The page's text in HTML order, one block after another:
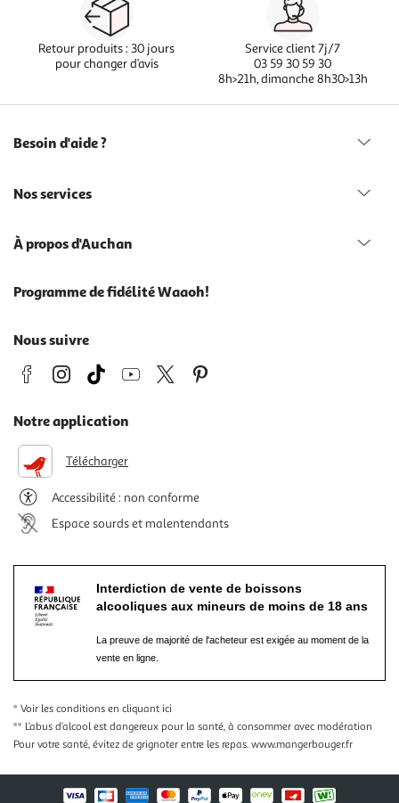
Retour produits : 30 jours
pour changer d’avis
Service client 7j/7
03 59 30 59 30
8h>21h, dimanche 8h30>13h
Besoin d'aide ?
Nos services
À propos d'Auchan
Programme de fidélité Waaoh!
Nous suivre
Notre application
Télécharger
Accessibilité : non conforme
Espace sourds et malentendants
Interdiction de vente de boissons
alcooliques aux mineurs de moins de 18 ans
La preuve de majorité de l'acheteur est exigée au moment de la
vente en ligne.
* Voir les conditions en cliquant ici
** L’abus d’alcool est dangereux pour la santé, à consommer avec modération
Pour votre santé, évitez de grignoter entre les repas. www.mangerbouger.fr